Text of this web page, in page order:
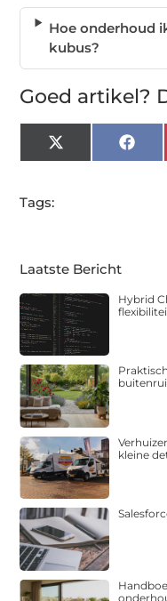
Hoe onderhoud
kubus?
Goed artikel?
X
(Twitter)
Tags:
Laatste Bericht
Hybrid
kleine